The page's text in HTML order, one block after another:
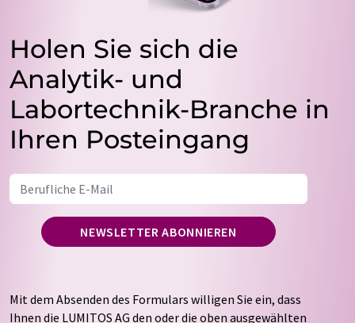
Holen Sie sich die
Analytik- und
Labortechnik-Branche in
Ihren Posteingang
NEWSLETTER ABONNIEREN
Mit dem Absenden des Formulars willigen Sie ein, dass
Ihnen die LUMITOS AG den oder die oben ausgewählten